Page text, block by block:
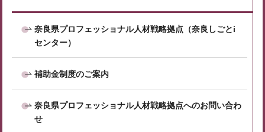
奈良県プロフェッショナル人材戦略拠点（奈良しごとi
センター）
補助金制度のご案内
奈良県プロフェッショナル人材戦略拠点へのお問い合わ
せ